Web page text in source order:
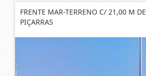
FRENTE MAR-TERRENO C/ 21,00 M
PIÇARRAS